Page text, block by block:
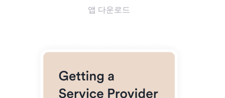
앱 다운로드